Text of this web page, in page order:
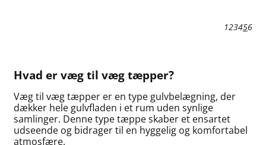
123456
Hvad er væg til væg tæpper?
Væg til væg tæpper er en type gulvbelægning, der
dækker hele gulvfladen i et rum uden synlige
samlinger. Denne type tæppe skaber et ensartet
udseende og bidrager til en hyggelig og komfortabel
atmosfære.